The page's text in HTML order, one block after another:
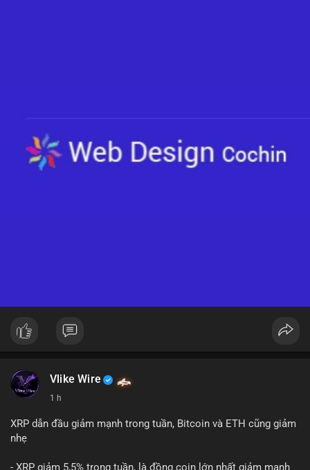
Vlike Wire
1 h
XRP dẫn đầu giảm mạnh trong tuần, Bitcoin và ETH cũng giảm
nhẹ